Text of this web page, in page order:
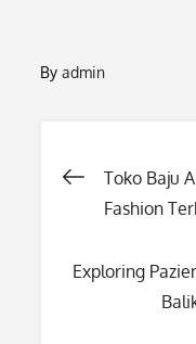
Byadmin
Post
Toko Baju
Fashion
Exploring